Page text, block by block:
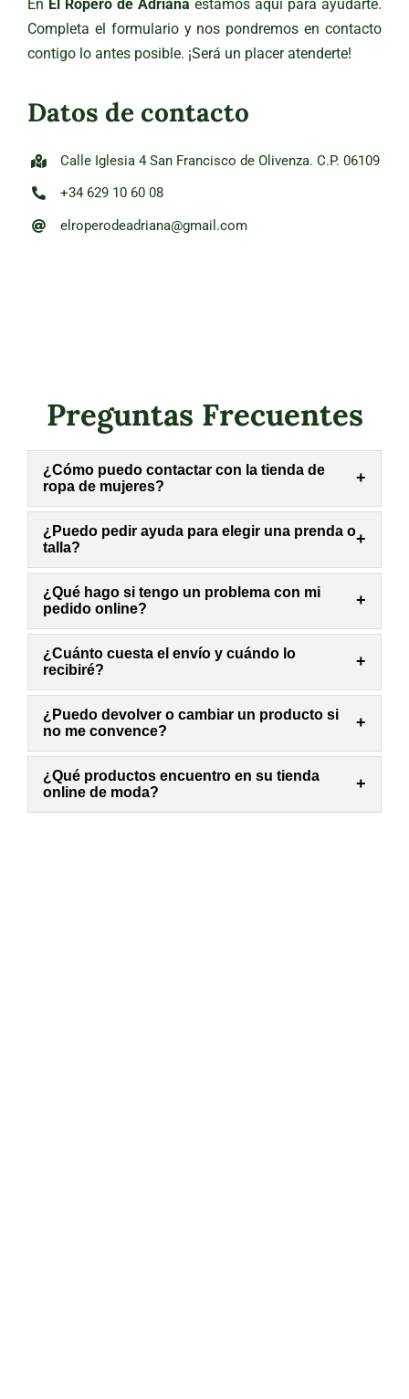
En El Ropero de Adriana estamos aquí para ayudarte.
Completa el formulario y nos pondremos en contacto
contigo lo antes posible. ¡Será un placer atenderte!
Datos de contacto
Calle Iglesia 4 San Francisco de Olivenza. C.P. 06109
+34 629 10 60 08
elroperodeadriana@gmail.com
Preguntas Frecuentes
¿Cómo puedo contactar con la tienda de
ropa de mujeres?
+
¿Puedo pedir ayuda para elegir una prenda o
talla?
+
¿Qué hago si tengo un problema con mi
pedido online?
+
¿Cuánto cuesta el envío y cuándo lo
recibiré?
+
¿Puedo devolver o cambiar un producto si
no me convence?
+
¿Qué productos encuentro en su tienda
online de moda?
+